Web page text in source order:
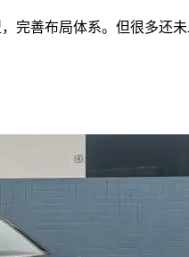
完善布局体系。但很多还未